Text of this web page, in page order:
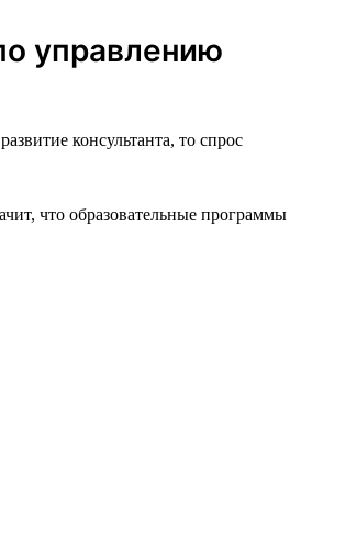
управлению
консультанта, то спрос
что образовательные программы